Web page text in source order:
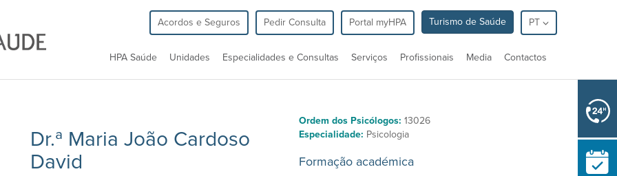
Acordos e Seguros Pedir Consulta Portal myHPA Turismo de Saúde PT
HPA Saúde Unidades Especialidades e Consultas Serviços Profissionais Media Contactos
Dr.ª Maria João Cardoso
David
Ordem dos Psicólogos: 13026
Especialidade: Psicologia
Formação académica